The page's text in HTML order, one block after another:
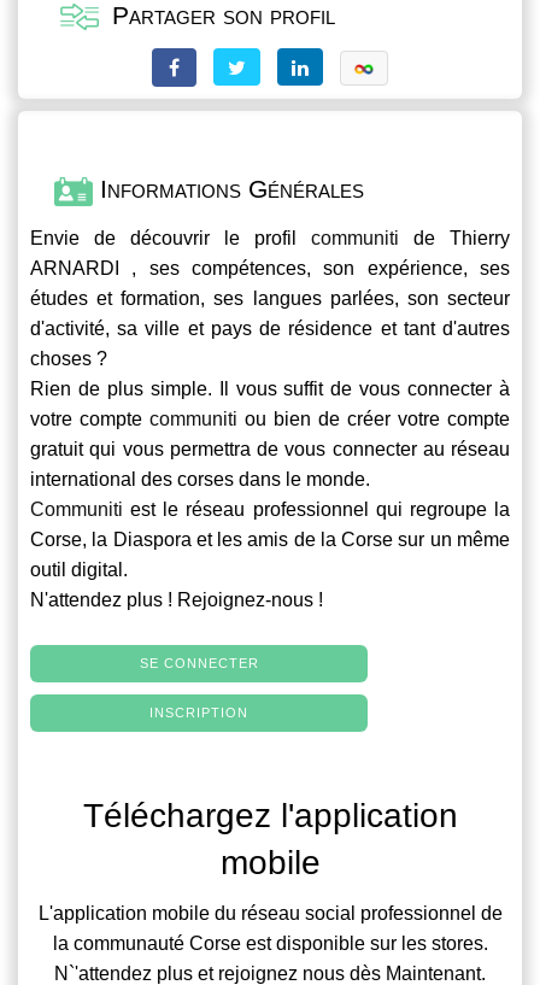
Partager son profil
Informations Générales
Envie de découvrir le profil communiti de Thierry
ARNARDI , ses compétences, son expérience, ses
études et formation, ses langues parlées, son secteur
d'activité, sa ville et pays de résidence et tant d'autres
choses ?
Rien de plus simple. Il vous suffit de vous connecter à
votre compte communiti ou bien de créer votre compte
gratuit qui vous permettra de vous connecter au réseau
international des corses dans le monde.
Communiti est le réseau professionnel qui regroupe la
Corse, la Diaspora et les amis de la Corse sur un même
outil digital.
N'attendez plus ! Rejoignez-nous !
SE CONNECTER
INSCRIPTION
Téléchargez l'application
mobile
L'application mobile du réseau social professionnel de
la communauté Corse est disponible sur les stores.
N`'attendez plus et rejoignez nous dès Maintenant.